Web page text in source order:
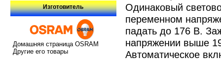
Изготовитель
Домашняя страница OSRAM
Другие его товары
Одинаковый
переменном
падать до 176 В.
напряжении выше
Автоматическое